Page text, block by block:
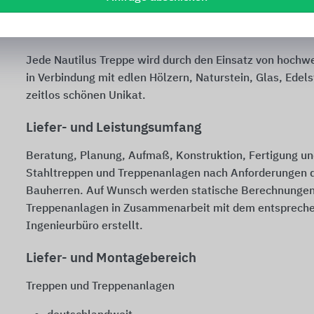
gestalterischen Möglichkeiten sind durch die Vielzahl
Jede Nautilus Treppe wird durch den Einsatz von
in Verbindung mit edlen Hölzern, Naturstein, Glas,
zeitlos schönen Unikat.
Liefer- und Leistungsumfang
Beratung, Planung, Aufmaß, Konstruktion, Fertigung
Stahltreppen und Treppenanlagen nach Anforderungen
Bauherren. Auf Wunsch werden statische
Treppenanlagen in Zusammenarbeit mit dem
Ingenieurbüro erstellt.
Liefer- und Montagebereich
Treppen und Treppenanlagen